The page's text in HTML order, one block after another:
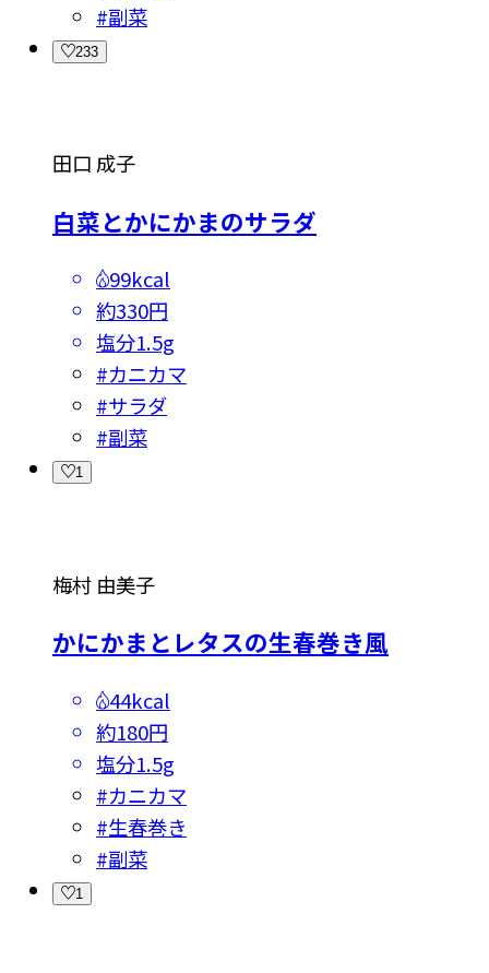
#副菜
233
田口 成子
白菜とかにかまのサラダ
99kcal
約330円
塩分1.5g
#カニカマ
#サラダ
#副菜
1
梅村 由美子
かにかまとレタスの生春巻き風
44kcal
約180円
塩分1.5g
#カニカマ
#生春巻き
#副菜
1